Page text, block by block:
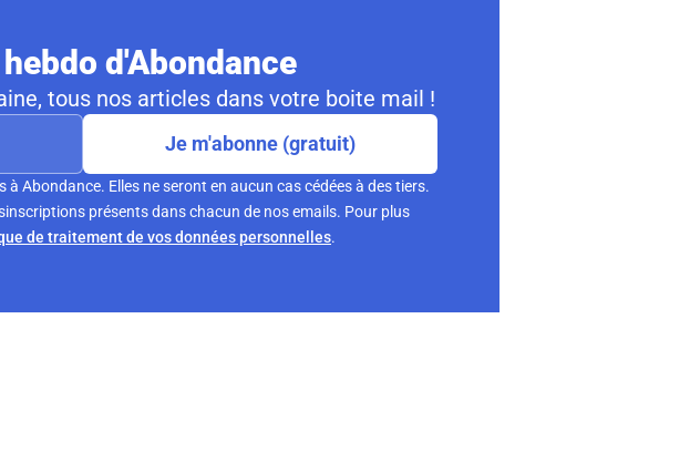
d'Abondance
tous nos articles dans votre boite mail !
Je m'abonne (gratuit)
Abondance. Elles ne seront en aucun cas cédées à des tiers.
présents dans chacun de nos emails. Pour plus
de traitement de vos données personnelles.